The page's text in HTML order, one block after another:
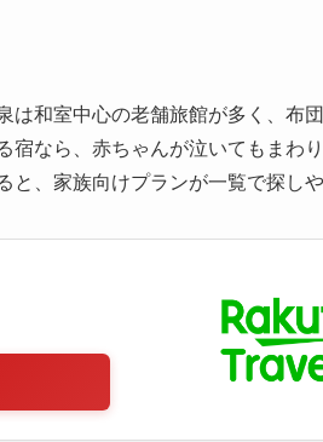
は和室中心の老舗旅館が多く、布
宿なら、赤ちゃんが泣いてもまわ
と、家族向けプランが一覧で探しや